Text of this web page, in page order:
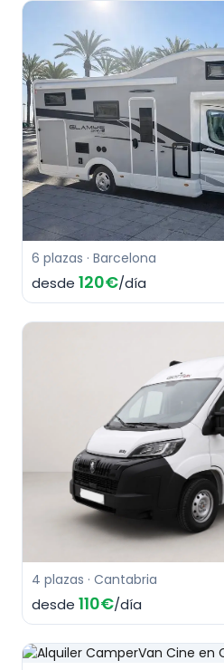
6 plazas · Barcelona
desde 120€/día
4 plazas · Cantabria
desde 110€/día